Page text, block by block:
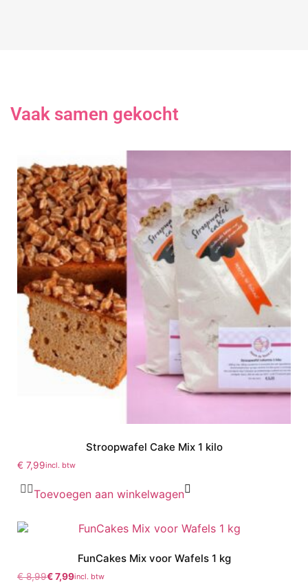
Vaak samen gekocht
Stroopwafel Cake Mix 1 kilo
€ 7,99incl. btw
Toevoegen aan winkelwagen
FunCakes Mix voor Wafels 1 kg
€8,99€7,99incl. btw